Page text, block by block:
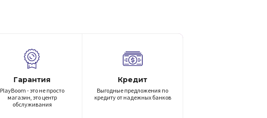
Гарантия
PlayBoom - это не просто
магазин, это центр
обслуживания
Кредит
Выгодные предложения по
кредиту от надежных банков